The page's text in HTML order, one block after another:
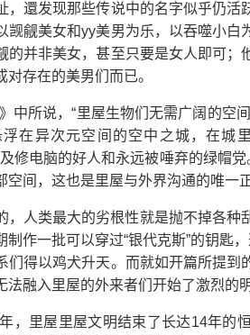
，還发现那些传说中的名字似乎仍
觊觎美女和yy美男为乐，以吞噬小
的并非美女，甚至只要是女人即可；
存在的美男们而已。
》中所说，“里屋生物们无需广阔的
在异次元空间的空中之城，在城
修电脑的好人和永远被唾弃的绿帽党
空间，这也是里屋与外界沟通的唯一
，人类最大的劣根性就是抛不掉各
作一批可以穿过“银代克斯”的钥匙
们得以鸡犬升天。而就如开篇所提
融入里屋的外来者们开始了激烈的
，里屋里屋文明结束了长达14年的